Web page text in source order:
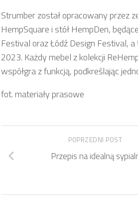
Strumber został opracowany przez
HempSquare i stół HempDen,
Festival oraz Łódź Design Festival,
2023. Każdy mebel z kolekcji
współgra z funkcją, podkreślając
fot. materiały prasowe
POPRZEDNI POST
Przepis na idealną